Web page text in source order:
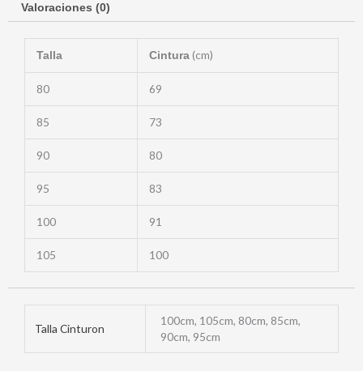
Valoraciones (0)
Talla Cintura(cm)
80 69
85 73
90 80
95 83
100 91
105 100
Talla Cinturon
100cm, 105cm, 80cm, 85cm,
90cm, 95cm